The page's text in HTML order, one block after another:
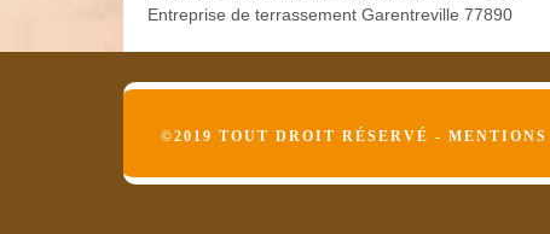
Entreprise de terrassement Garentreville 77890
©2019 TOUT DROIT RÉSERVÉ -